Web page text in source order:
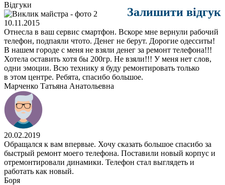
Залишити відгук
Відгуки
10.11.2015
Отнесла в ваш сервис смартфон. Вскоре мне вернули рабочий
телефон, подпаяли чтото. Денег не берут. Дорогие одесситы!
В нашем городе с меня не взяли денег за ремонт телефона!!!
Хотела оставить хотя бы 200гр. Не взяли!!! У меня нет слов,
одни эмоции. Всю технику я буду ремонтировать только
в этом центре. Ребята, спасибо большое.
Марченко Татьяна Анатольевна
20.02.2019
Обращался к вам впервые. Хочу сказать большое спасибо за
быстрый ремонт моего телефона. Поставили новый корпус и
отремонтировали динамики. Телефон стал выглядеть и
работать как новый.
Боря